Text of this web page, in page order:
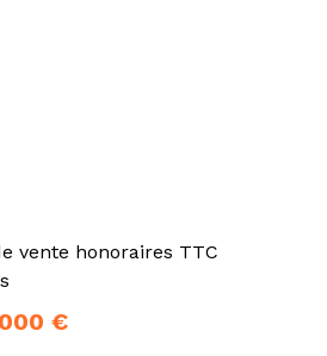
vente honoraires TTC
€